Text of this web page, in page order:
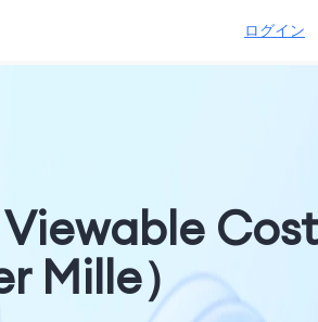
ログイン
Cost
Mille）